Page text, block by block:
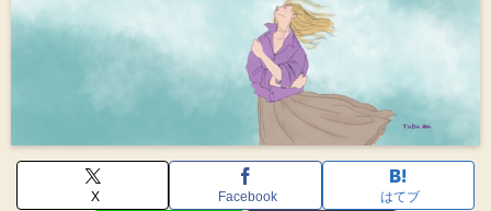
X Facebook はてブ